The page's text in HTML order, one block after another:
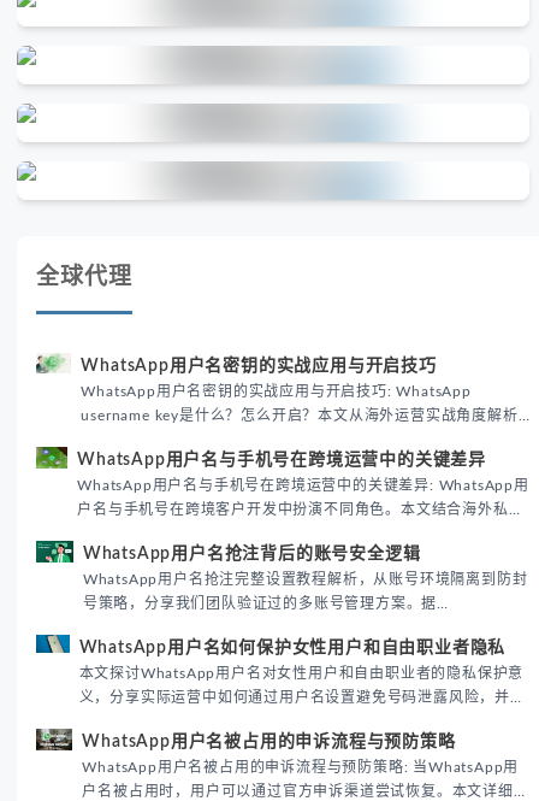
全球代理
WhatsApp用户名密钥的实战应用与开启技巧
WhatsApp用户名密钥的实战应用与开启技巧: WhatsApp
username key是什么？怎么开启？本文从海外运营实战角度解析
境团队高效触达目标客户。
WhatsApp用户名与手机号在跨境运营中的关键差异
WhatsApp用户名与手机号在跨境运营中的关键差异: WhatsApp用
户名与手机号在跨境客户开发中扮演不同角色。本文结合海外私域
际差异，帮助团队优化WhatsApp营销策略。
WhatsApp用户名抢注背后的账号安全逻辑
WhatsApp用户名抢注完整设置教程解析，从账号环境隔离到防封
号策略，分享我们团队验证过的多账号管理方案。据
性直接影响转化率。
WhatsApp用户名如何保护女性用户和自由职业者隐私
本文探讨WhatsApp用户名对女性用户和自由职业者的隐私保护意
义，分享实际运营中如何通过用户名设置避免号码泄露风险，并提
已成为全球数字沟通的首要考量。
WhatsApp用户名被占用的申诉流程与预防策略
WhatsApp用户名被占用的申诉流程与预防策略: 当WhatsApp用
户名被占用时，用户可以通过官方申诉渠道尝试恢复。本文详细解